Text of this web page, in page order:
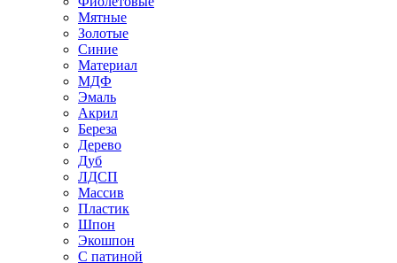
Мятные
Золотые
Синие
Материал
МДФ
Эмаль
Акрил
Береза
Дерево
Дуб
ЛДСП
Массив
Пластик
Шпон
Экошпон
С патиной